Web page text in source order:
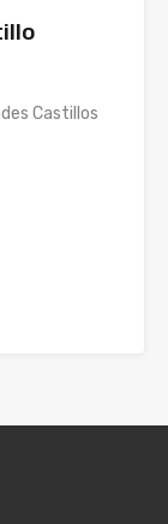
Castillos